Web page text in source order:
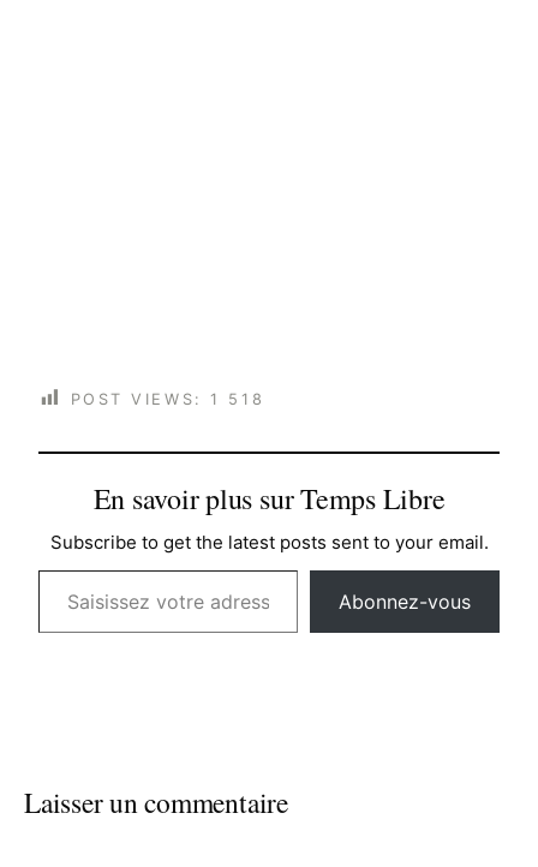
POST VIEWS: 1 518
En savoir plus sur Temps Libre
Subscribe to get the latest posts sent to your email.
Saisissez votre adresse e-mail…
Abonnez-vous
Laisser un commentaire